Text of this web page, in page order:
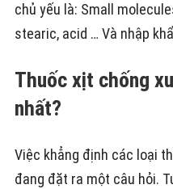
chủ yếu là: Small
stearic, acid … Và nhập
Thuốc xịt chống
nhất?
Việc khẳng định các loại
đang đặt ra một câu hỏi.